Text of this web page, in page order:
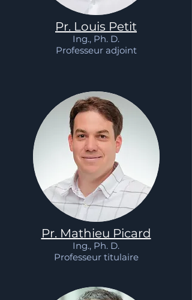
Pr. Louis Petit
Ing., Ph. D.
Professeur adjoint
Pr. Mathieu Picard
Ing., Ph. D.
Professeur titulaire